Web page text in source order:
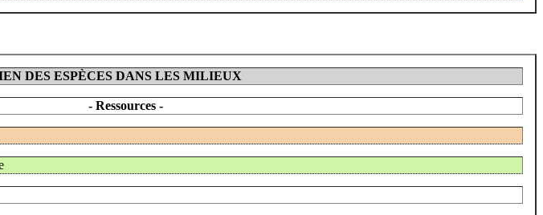
DES ESPÈCES DANS LES MILIEUX
- Ressources -